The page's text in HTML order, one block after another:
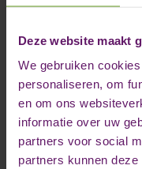
Deze website maakt
We gebruiken
personaliseren, om
en om ons
informatie over uw
partners voor social
partners kunnen
Bestellen & Betalen
Bezorginformatie